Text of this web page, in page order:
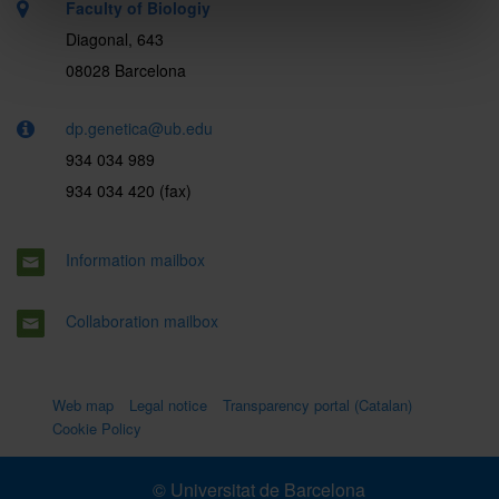
Faculty of Biologiy
Diagonal, 643
08028 Barcelona
dp.genetica@ub.edu
934 034 989
934 034 420 (fax)
Information mailbox
Collaboration mailbox
Web map Legal notice
Transparency portal (Catalan)
Cookie Policy
© Universitat de Barcelona